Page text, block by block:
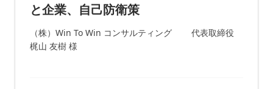
と企業、自己防衛策
（株）Win To Win コンサルティング 代表取締役
梶山 友樹 様